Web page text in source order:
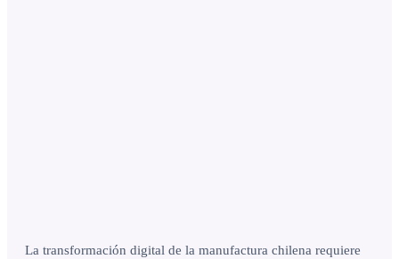
La transformación digital de la manufactura chilena requiere